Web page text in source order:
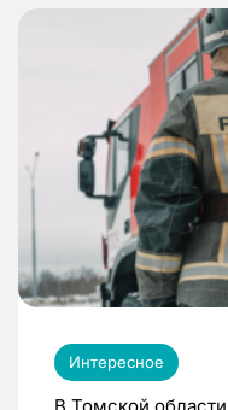
Интересное